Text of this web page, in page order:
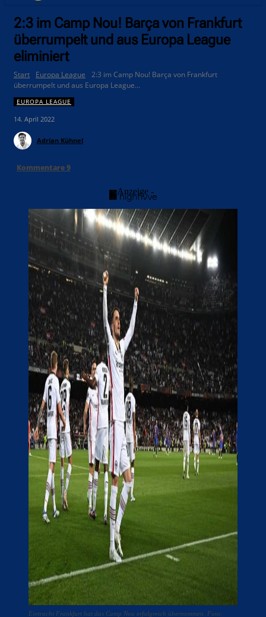
2:3 im Camp Nou! Barça von Frankfurt
überrumpelt und aus Europa League
eliminiert
Start Europa League
2:3 im Camp Nou! Barça von Frankfurt
überrumpelt und aus Europa League...
EUROPA LEAGUE
14. April 2022
Adrian Kühnel
Kommentare9
- Anzeige -
Eintracht Frankfurt hat das Camp Nou erfolgreich übernommen. Foto: